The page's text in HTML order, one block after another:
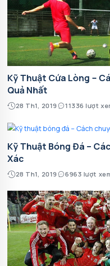
Kỹ Thuật Cứa Lòng –
Quả Nhất
28 Th1, 2019 11336 lượt
Kỹ Thuật Bóng Đá –
Xác
28 Th1, 2019 6963 lượt